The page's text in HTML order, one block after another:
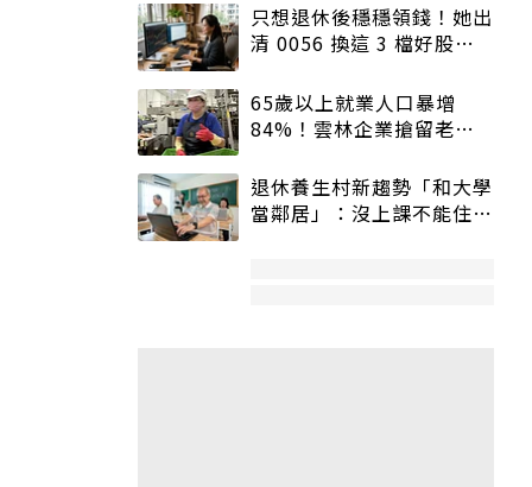
只想退休後穩穩領錢！她出
清 0056 換這 3 檔好股：
65歲以上就業人口暴增
84%！雲林企業搶留老員
退休養生村新趨勢「和大學
當鄰居」：沒上課不能住、